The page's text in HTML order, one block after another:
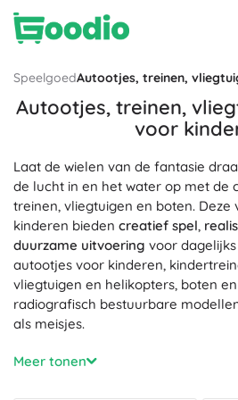
SpeelgoedAutootjes, treinen,
Autootjes, treinen,
voor
Laat de wielen van de fantasie
de lucht in en het water op met de
treinen, vliegtuigen en boten. Deze
kinderen bieden creatief spel,
duurzame uitvoering voor
autootjes voor kinderen,
vliegtuigen en helikopters, boten
radiografisch bestuurbare
als meisjes.
Voor kleine machinisten zijn er
wagonnetjes en rails om je eigen
Meer tonen